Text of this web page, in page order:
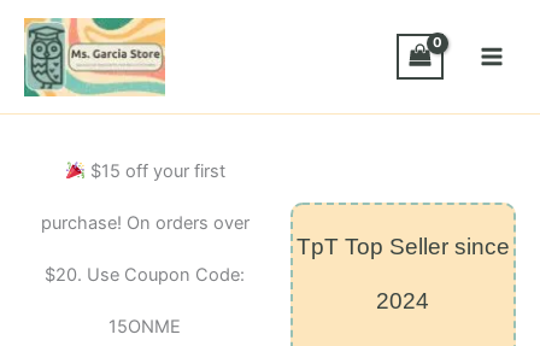
Skip
content
$15 off your first
purchase! On orders over
$20. Use Coupon Code:
15ONME
TpT Top Seller since
2024